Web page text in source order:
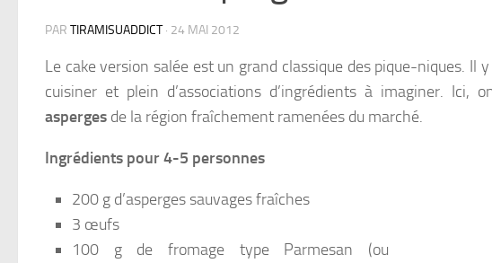
PAR TIRAMISUADDICT · 24 MAI 2012
Le cake version salée est un grand classique des pique-niques. Il
cuisiner et plein d’associations d’ingrédients à imaginer. Ici,
asperges de la région fraîchement ramenées du marché.
Ingrédients pour 4-5 personnes
200 g d’asperges sauvages fraîches
3 œufs
100 g de fromage type Parmesan (ou